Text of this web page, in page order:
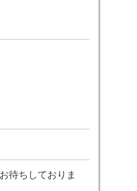
待ちしておりま